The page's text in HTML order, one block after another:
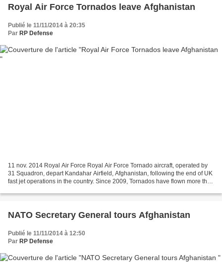
Royal Air Force Tornados leave Afghanistan
Publié le 11/11/2014 à 20:35
Par RP Defense
11 nov. 2014 Royal Air Force Royal Air Force Tornado aircraft, operated by
31 Squadron, depart Kandahar Airfield, Afghanistan, following the end of UK
fast jet operations in the country. Since 2009, Tornados have flown more than
NATO Secretary General tours Afghanistan
Publié le 11/11/2014 à 12:50
Par RP Defense